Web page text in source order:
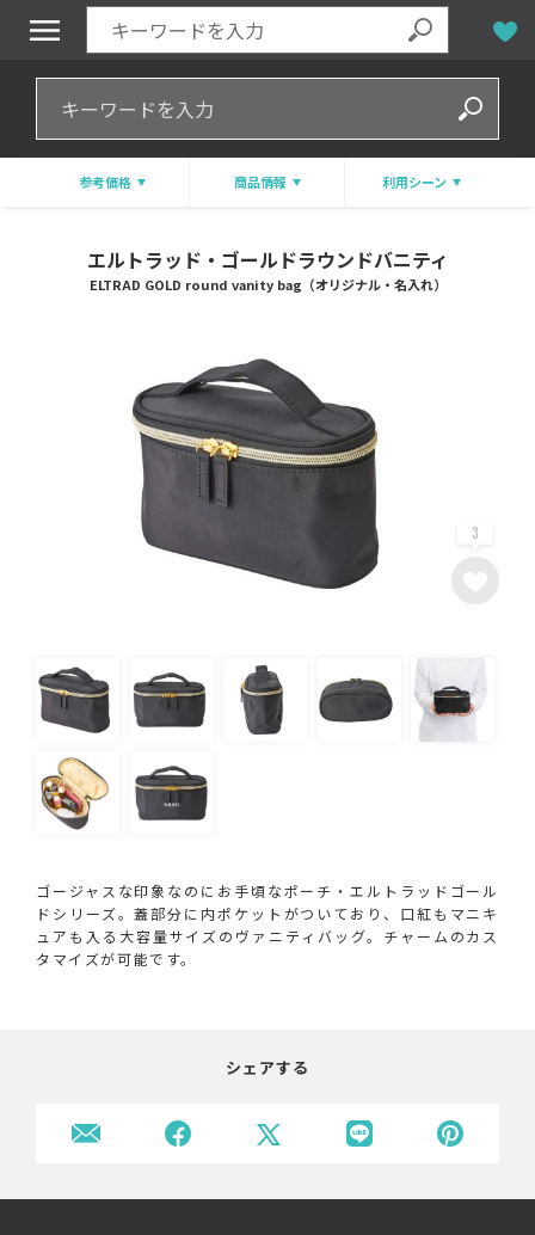
参考価格 商品情報 利用シーン
エルトラッド・ゴールドラウンドバニティ
ELTRAD GOLD round vanity bag（オリジナル・名入れ）
3
ゴージャスな印象なのにお手頃なポーチ・エルトラッドゴール
ドシリーズ。蓋部分に内ポケットがついており、口紅もマニキ
ュアも入る大容量サイズのヴァニティバッグ。チャームのカス
タマイズが可能です。
シェアする